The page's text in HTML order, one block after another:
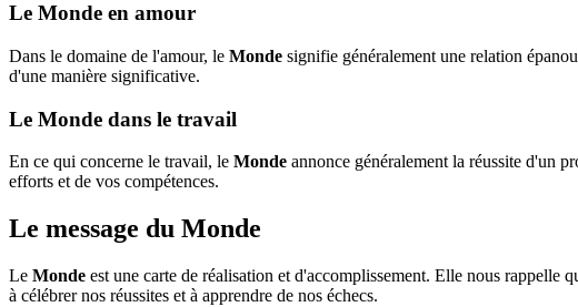
Le Monde en amour
Dans le domaine de l'amour, le Monde signifie généralement une relation
d'une manière significative.
Le Monde dans le travail
En ce qui concerne le travail, le Monde annonce généralement la réussite d'un
efforts et de vos compétences.
Le message du Monde
Le Monde est une carte de réalisation et d'accomplissement. Elle nous rappelle
à célébrer nos réussites et à apprendre de nos échecs.